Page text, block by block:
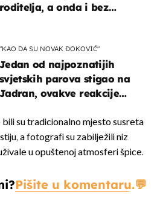
roditelja, a onda i bez
"KAO DA SU NOVAK ĐOKOVIĆ"
Jedan od najpoznatijih
svjetskih parova stigao na
Jadran, ovakve reakcije
su tradicionalno mjesto susreta
a fotografi su zabilježili niz
u opuštenoj atmosferi špice.
Pišite u komentaru.